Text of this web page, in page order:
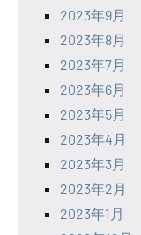
2023年9月
2023年8月
2023年7月
2023年6月
2023年5月
2023年4月
2023年3月
2023年2月
2023年1月